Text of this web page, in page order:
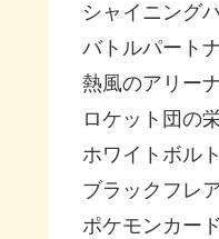
シャイニング
バトルパート
熱風のアリー
ロケット団の
ホワイトボルト
ブラックフレ
ポケモンカード